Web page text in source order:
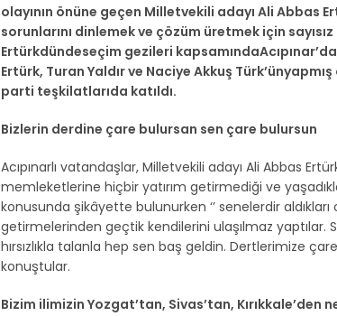
olayının önüne geçen Milletvekili adayı Ali Abbas
sorunlarını dinlemek ve çözüm üretmek için
Ertürkdündeseçim gezileri
Ertürk, Turan Yaldır ve Naciye Akkuş
parti teşkilatlarıda katıldı.
Bizlerin derdine çare bulursan sen çare bulursun
Acıpınarlı vatandaşlar, Milletvekili adayı Ali Abbas
memleketlerine hiçbir yatırım getirmediği ve
konusunda şikâyette bulunurken ‘’ senelerdir aldıkları
getirmelerinden geçtik kendilerini ulaşılmaz yaptılar.
hırsızlıkla talanla hep sen baş geldin. Dertlerimize
konuştular.
Bizim ilimizin Yozgat’tan, Sivas’tan, Kırıkkale’den